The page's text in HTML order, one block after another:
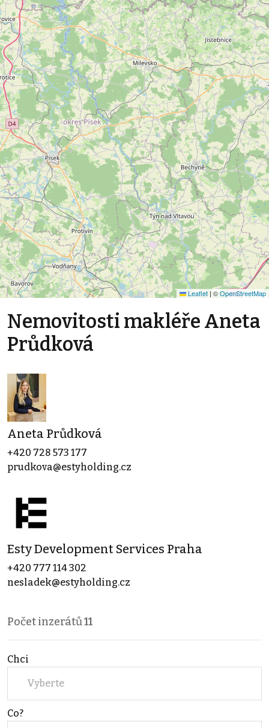
Leaflet | ©OpenStreetMap
Nemovitosti makléře Aneta
Průdková
Aneta Průdková
+420 728 573 177
prudkova@estyholding.cz
Esty Development Services Praha
+420 777 114 302
nesladek@estyholding.cz
Počet inzerátů11
Chci
Vyberte
Co?